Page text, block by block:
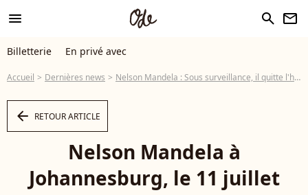
menu search newsletter
Billetterie En privé avec
Accueil Dernières news Nelson Mandela : Sous surveillance, il quitte l'hôpital
arrow_left RETOUR ARTICLE
Nelson Mandela à
Johannesburg, le 11 juillet